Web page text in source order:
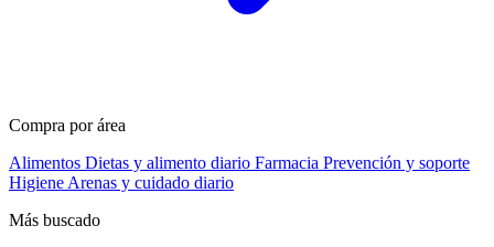
Compra por área
Alimentos Dietas y alimento diario Farmacia Prevención y soporte
Higiene Arenas y cuidado diario
Más buscado